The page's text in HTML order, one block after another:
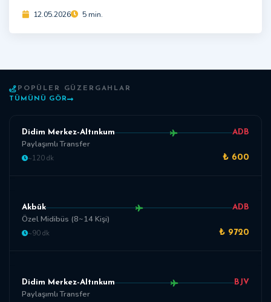
12.05.2026 5 min.
POPÜLER GÜZERGAHLAR
TÜMÜNÜ GÖR
Didim Merkez-Altınkum ADB
Paylaşımlı Transfer
~120 dk ₺ 600
Akbük ADB
Özel Midibüs (8~14 Kişi)
~90 dk ₺ 9720
Didim Merkez-Altınkum BJV
Paylaşımlı Transfer